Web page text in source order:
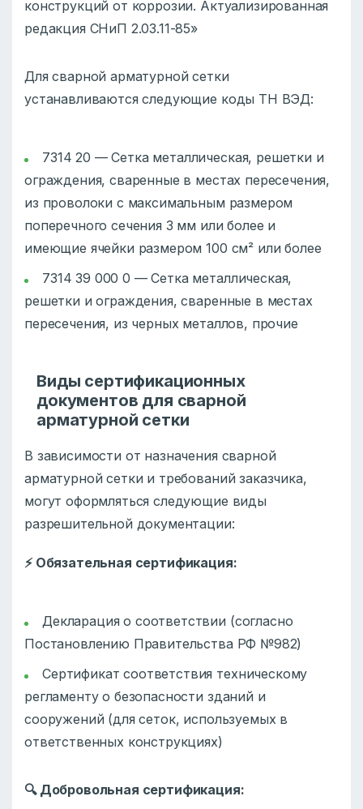
конструкций от коррозии. Актуализированная
редакция СНиП 2.03.11-85»
Для сварной арматурной сетки
устанавливаются следующие коды ТН ВЭД:
7314 20 — Сетка металлическая, решетки и
ограждения, сваренные в местах пересечения,
из проволоки с максимальным размером
поперечного сечения 3 мм или более и
имеющие ячейки размером 100 см² или более
7314 39 000 0 — Сетка металлическая,
решетки и ограждения, сваренные в местах
пересечения, из черных металлов, прочие
Виды сертификационных
документов для сварной
арматурной сетки
В зависимости от назначения сварной
арматурной сетки и требований заказчика,
могут оформляться следующие виды
разрешительной документации:
⚡Обязательная сертификация:
Декларация о соответствии (согласно
Постановлению Правительства РФ №982)
Сертификат соответствия техническому
регламенту о безопасности зданий и
сооружений (для сеток, используемых в
ответственных конструкциях)
🔍Добровольная сертификация: